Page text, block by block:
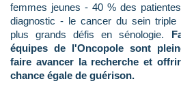
femmes jeunes - 40 % des
diagnostic - le cancer du sein triple
plus grands défis en sénologie.
équipes de l'Oncopole sont
faire avancer la recherche et
chance égale de guérison.